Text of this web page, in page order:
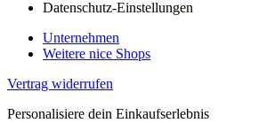
Datenschutz-Einstellungen
Unternehmen
Weitere nice Shops
Vertrag widerrufen
Personalisiere dein Einkaufserlebnis